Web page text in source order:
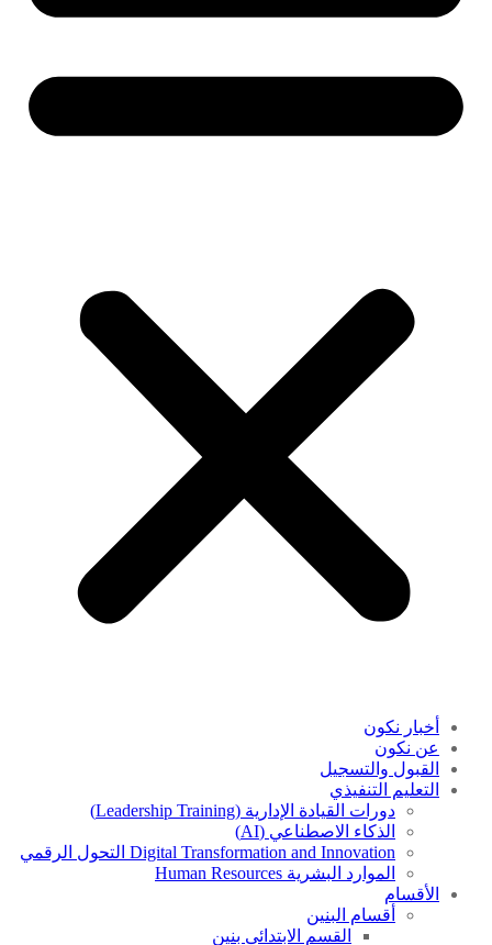
أخبار نكون
عن نكون
القبول والتسجيل
التعليم التنفيذي
دورات القيادة الإدارية (Leadership Training)
الذكاء الاصطناعي (AI)
Digital Transformation and Innovation التحول الرقمي
الموارد البشرية Human Resources
الأقسام
أقسام البنين
القسم الابتدائى بنين